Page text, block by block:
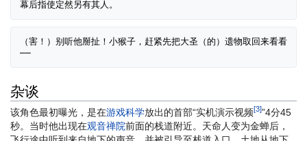
（害！）别听他掰扯！小猴子，赶紧先把大圣（的）遗物取回来看看
杂谈
该角色最初曝光，是在游戏科学放出的首部“实机演示视频[3]”4分45
秒。当时他出现在观音禅院前面的栈道附近。天命人变为金蝉后，